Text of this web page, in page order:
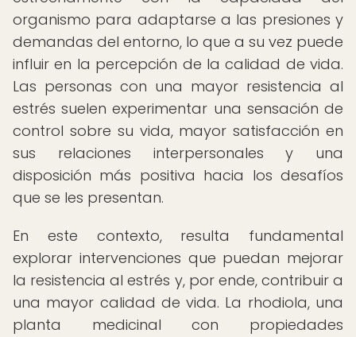
organismo para adaptarse a las presiones y
demandas del entorno, lo que a su vez puede
influir en la percepción de la calidad de vida.
Las personas con una mayor resistencia al
estrés suelen experimentar una sensación de
control sobre su vida, mayor satisfacción en
sus relaciones interpersonales y una
disposición más positiva hacia los desafíos
que se les presentan.
En este contexto, resulta fundamental
explorar intervenciones que puedan mejorar
la resistencia al estrés y, por ende, contribuir a
una mayor calidad de vida. La rhodiola, una
planta medicinal con propiedades